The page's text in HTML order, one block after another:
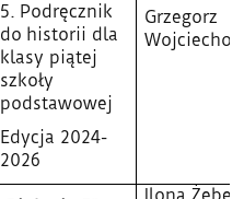
5. Podręcznik
do historii dla
klasy piątej
szkoły
podstawowej
Edycja 2024-
2026
Grzegorz